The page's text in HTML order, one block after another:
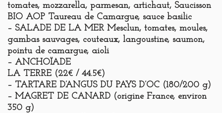
tomates, mozzarella, parmesan, artichaut, Saucisson
BIO AOP Taureau de Camargue, sauce basilic
– SALADE DE LA MER Mesclun, tomates, moules,
gambas sauvages, couteaux, langoustine, saumon,
pointu de camargue, aioli
– ANCHOÏADE
LA TERRE (22€ / 44.5€)
– TARTARE D’ANGUS DU PAYS D’OC (180/200 g)
– MAGRET DE CANARD (origine France, environ
350 g)